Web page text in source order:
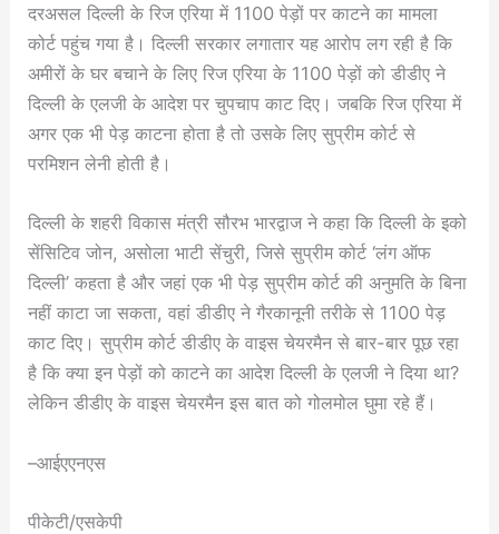
दरअसल दिल्ली के रिज एरिया में 1100 पेड़ों पर काटने का मामला
कोर्ट पहुंच गया है। दिल्ली सरकार लगातार यह आरोप लग रही है कि
अमीरों के घर बचाने के लिए रिज एरिया के 1100 पेड़ों को डीडीए ने
दिल्ली के एलजी के आदेश पर चुपचाप काट दिए। जबकि रिज एरिया में
अगर एक भी पेड़ काटना होता है तो उसके लिए सुप्रीम कोर्ट से
परमिशन लेनी होती है।
दिल्ली के शहरी विकास मंत्री सौरभ भारद्वाज ने कहा कि दिल्ली के इको
सेंसिटिव जोन, असोला भाटी सेंचुरी, जिसे सुप्रीम कोर्ट ‘लंग ऑफ
दिल्ली’ कहता है और जहां एक भी पेड़ सुप्रीम कोर्ट की अनुमति के बिना
नहीं काटा जा सकता, वहां डीडीए ने गैरकानूनी तरीके से 1100 पेड़
काट दिए। सुप्रीम कोर्ट डीडीए के वाइस चेयरमैन से बार-बार पूछ रहा
है कि क्या इन पेड़ों को काटने का आदेश दिल्ली के एलजी ने दिया था?
लेकिन डीडीए के वाइस चेयरमैन इस बात को गोलमोल घुमा रहे हैं।
–आईएएनएस
पीकेटी/एसकेपी